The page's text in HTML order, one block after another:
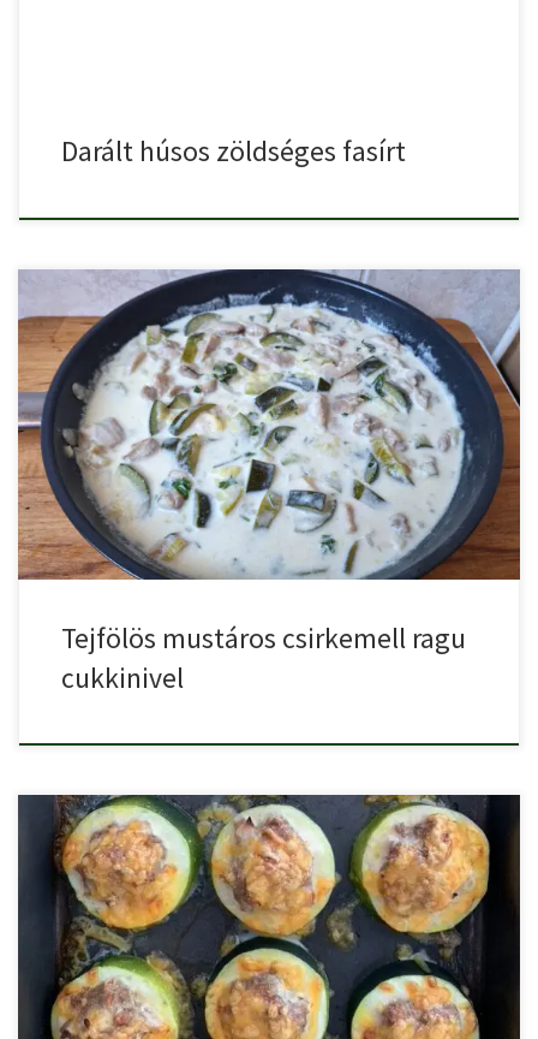
Darált húsos zöldséges fasírt
A tejfölös mustáros csirkemell ragu cukkinivel egyszerre krémes,
fűszeres és […]
Tejfölös mustáros csirkemell ragu
cukkinivel
Mediterrán töltött cukkini darált hússal, feta sajttal, mediterrán
fűszerekkel. Mediterrán […]